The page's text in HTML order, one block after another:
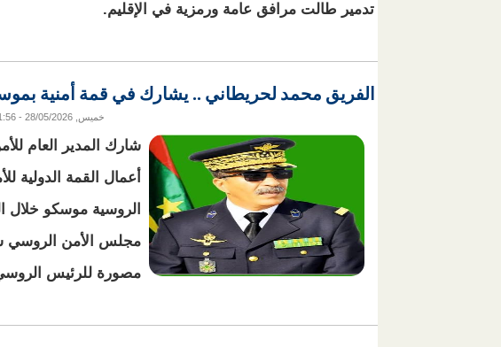
تدمير طالت مرافق عامة ورمزية في الإقليم.
الفريق محمد لحريطاني .. يشارك في قمة أمنية
خميس, 28/05/2026 - 21:56
شارك المدير العام
مجلس الأمن الروسي
مصورة للرئيس الروسي